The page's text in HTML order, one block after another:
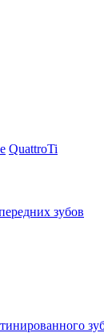
QuattroTi
зубов